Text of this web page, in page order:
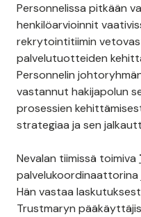
Personnelissa pitkään
henkilöarvioinnit
rekrytointitiimin
palvelutuotteiden
Personnelin
vastannut hakijapolun
prosessien
strategiaa ja sen
Nevalan tiimissä toimiva
palvelukoordinaattorina
Hän vastaa
Trustmaryn